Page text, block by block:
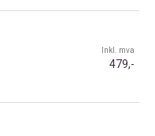
Inkl. mva
479,-